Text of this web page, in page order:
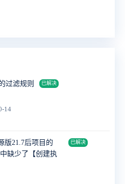
过滤规则 已解决
14
版21.7后项目的
缺少了【创建执
已解决